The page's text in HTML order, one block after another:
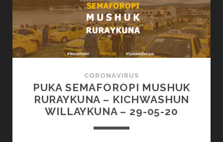
CORONAVIRUS
PUKA SEMAFOROPI MUSHUK
RURAYKUNA – KICHWASHUN
WILLAYKUNA – 29-05-20